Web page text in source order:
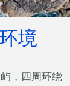
境
，四周环绕